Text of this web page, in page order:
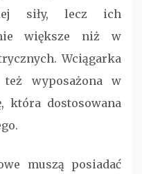
siły, lecz ich
większe niż w
Wciągarka
wyposażona w
która dostosowana
muszą posiadać